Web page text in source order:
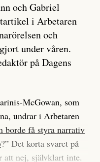
och Gabriel
i Arbetaren
och
under våren.
på Dagens
McGowan, som
undrar i Arbetaren
borde få styra narrativ
?” Det korta svaret på
att nej, självklart inte.